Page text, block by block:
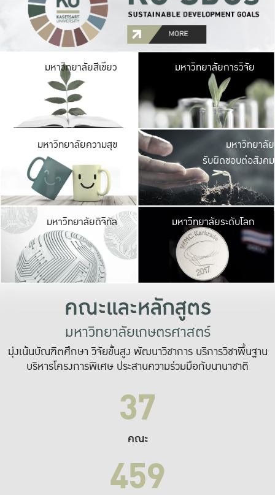
มหาวิทยาลัยสีเขียว มหาวิ
มีพื้นที่เขียวสดใส
เป็นป่าในเมือง เกษต
มหาวิทยาลัยการวิจัย
มหาวิทยาลัยความสุข มหาวิ
ค
เปิดประ
และพบเรื่องราวใ
มหาวิทยาลัย
รับผิดชอบต่อสังคม
มหาวิทยาลัยดิจิทัล มหาวิ
เปลี่ยนแปลง แล
เพื่อทำง
ระบบสารสนเทศ
มหาวิทยาลัยระดับโลก
คณะและหลักสูตร
มหาวิทยาลัยเกษตรศาสตร์
มุ่งเน้นบัณฑิตศึกษา วิจัยขั้นสูง พัฒนาวิชาการ บริการวิชาพื้นฐาน
บริหารโครงการพิเศษ ประสานความร่วมมือกับนานาชาติ
37
คณะ
459